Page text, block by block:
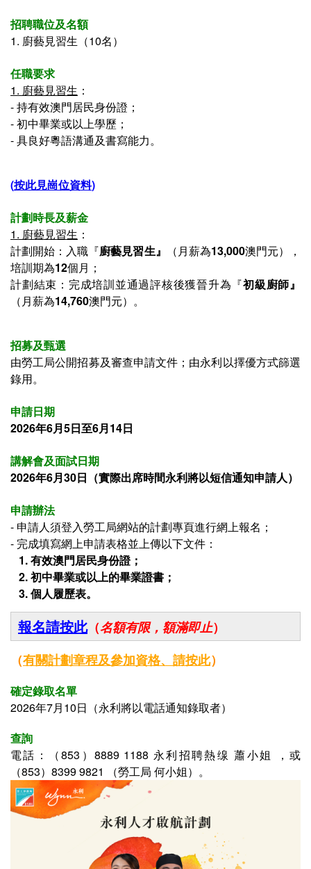
招聘職位及名額
1. 廚藝見習生（10名）
任職要求
1. 廚藝見習生 ：
-持有效澳門居民身份證；
-初中畢業或以上學歷；
-具良好粵語溝通及書寫能力。
(按此見崗位資料)
計劃時長及薪金
1. 廚藝見習生 ：
計劃開始：入職『廚藝見習生』 （月薪為13,000澳門元），
培訓期為12個月；
計劃結束： 完成培訓並通過評核後獲晉升為『初級廚師』
（月薪為14,760澳門元）。
招募及甄選
由勞工局公開招募及審查申請文件； 由永利以擇優方式篩選
錄用。
申請日期
2026年6月5日至6月14日
講解會及面試日期
2026年6月30日（實際出席時間永利將以短信通知申請人）
申請辦法
- 申請人須登入勞工局網站的計劃專頁進行網上報名；
- 完成填寫網上申請表格並上傳以下文件：
1. 有效澳門居民身份證；
2.初中畢業或以上的畢業證書 ；
3.個人履歷表。
報名請按此（名額有限，額滿即止）
（有關計劃章程及參加資格、 請按此）
確定錄取名單
2026年7月10日（永利將以電話通知錄取者）
查詢
電話：
（853）8889 1188 永利招聘熱缐 蕭小姐
，或
（853） 8399 9821 （勞工局 何小姐）。